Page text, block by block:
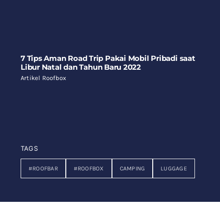
7 Tips Aman Road Trip Pakai Mobil Pribadi saat
Libur Natal dan Tahun Baru 2022
Artikel Roofbox
TAGS
#ROOFBAR #ROOFBOX CAMPING LUGGAGE